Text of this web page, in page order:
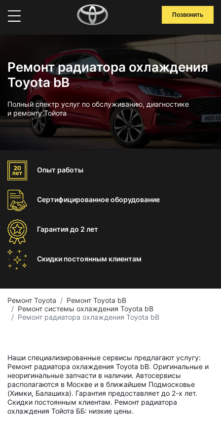
Позвонить
Ремонт радиатора охлаждения
Toyota bB
Полный спектр услуг по обслуживанию, диагностике
и ремонту Тойота
Опыт работы
Сертифицированноеоборудование
Гарантиядо 2 лет
Скидки постоянным клиентам
Ремонт Toyota
Ремонт Toyota bB
Ремонт системы охлаждения Toyota bB
Ремонт радиатора охлаждения Toyota bB
Наши специализированные сервисы предлагают услугу:
Ремонт радиатора охлаждения Toyota bB. Оригинальные и
неоригинальные запчасти в наличии. Автосервисы
располагаются в Москве и в ближайшем Подмосковье
(Химки, Балашиха). Гарантия предоставляет до 2-х лет.
Скидки постоянным клиентам. Ремонт радиатора
охлаждения Тойота ББ: низкие цены.